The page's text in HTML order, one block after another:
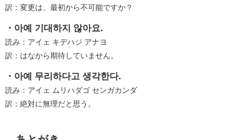
訳：変更は、最初から不可能ですか？
・아예 기대하지 않아요.
読み：アイェ キデハジ アナヨ
訳：はなから期待していません。
・아예 무리하다고 생각한다.
読み：アイェ ムリハダゴ センガカンダ
訳：絶対に無理だと思う。